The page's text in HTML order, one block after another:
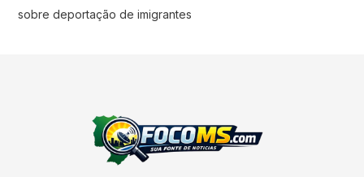
sobre deportação de imigrantes